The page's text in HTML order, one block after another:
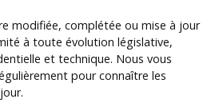
modifiée, complétée ou mise à jour
à toute évolution législative,
et technique. Nous vous
pour connaître les